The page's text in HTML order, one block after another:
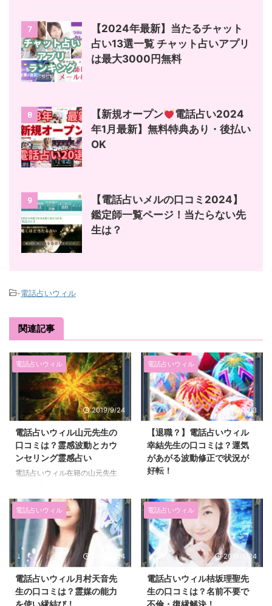
7
【2024年最新】当たるチャット
占い13選一覧 チャット占いアプリ
は最大3000円無料
8 【新規オープン
電話占い2024
年1月最新】無料特典あり・後払い
OK
9
【電話占いメルの口コミ2024】
鑑定師一覧ページ！当たらない先
生は？
-電話占いウィル
関連記事
電話占いウィル
2019/9/24
電話占いウィル山元先生の
口コミは？霊感波動とカウ
ンセリング霊感占い
電話占いウィル在籍の山元先生
で鑑定を行う占い師です。 心の
奥底にある本当の悩みを鑑定する
ことを得意としています。あなた
の本当の気持ち、相手の本当の気
持ちを知りたいのなら相談してみ
ましょう。 また、波動カウンセ
リングをしながら、相談者を解決
に導くということもできる先生で
す。 そして、電話占いウィルの
電話占いウィル
2019/10/3
【退職？】電話占いウィル
幸結先生の口コミは？運気
があがる波動修正で状況が
好転！
先生）は主に霊感霊視や波動修
正、縁結びなどを使って占いま
す。 占いジプシーになっている
方、他社の占いで納得のいかなか
った方は「私で最後の鑑定士にな
る」と自負されるほど、満足度が
高く納得できる鑑定を行ってくれ
ます！ 問題解決だけではなく、
運気がどんどん上がる波動修正も
電話占いウィル
2019/9/24
電話占いウィル月村天音先
生の口コミは？霊媒の能力
を使い縁結び！
電話占いウィル
2019/9/24
電話占いウィル桔坂理聖先
生の口コミは？名前不要で
不倫・復縁解決！